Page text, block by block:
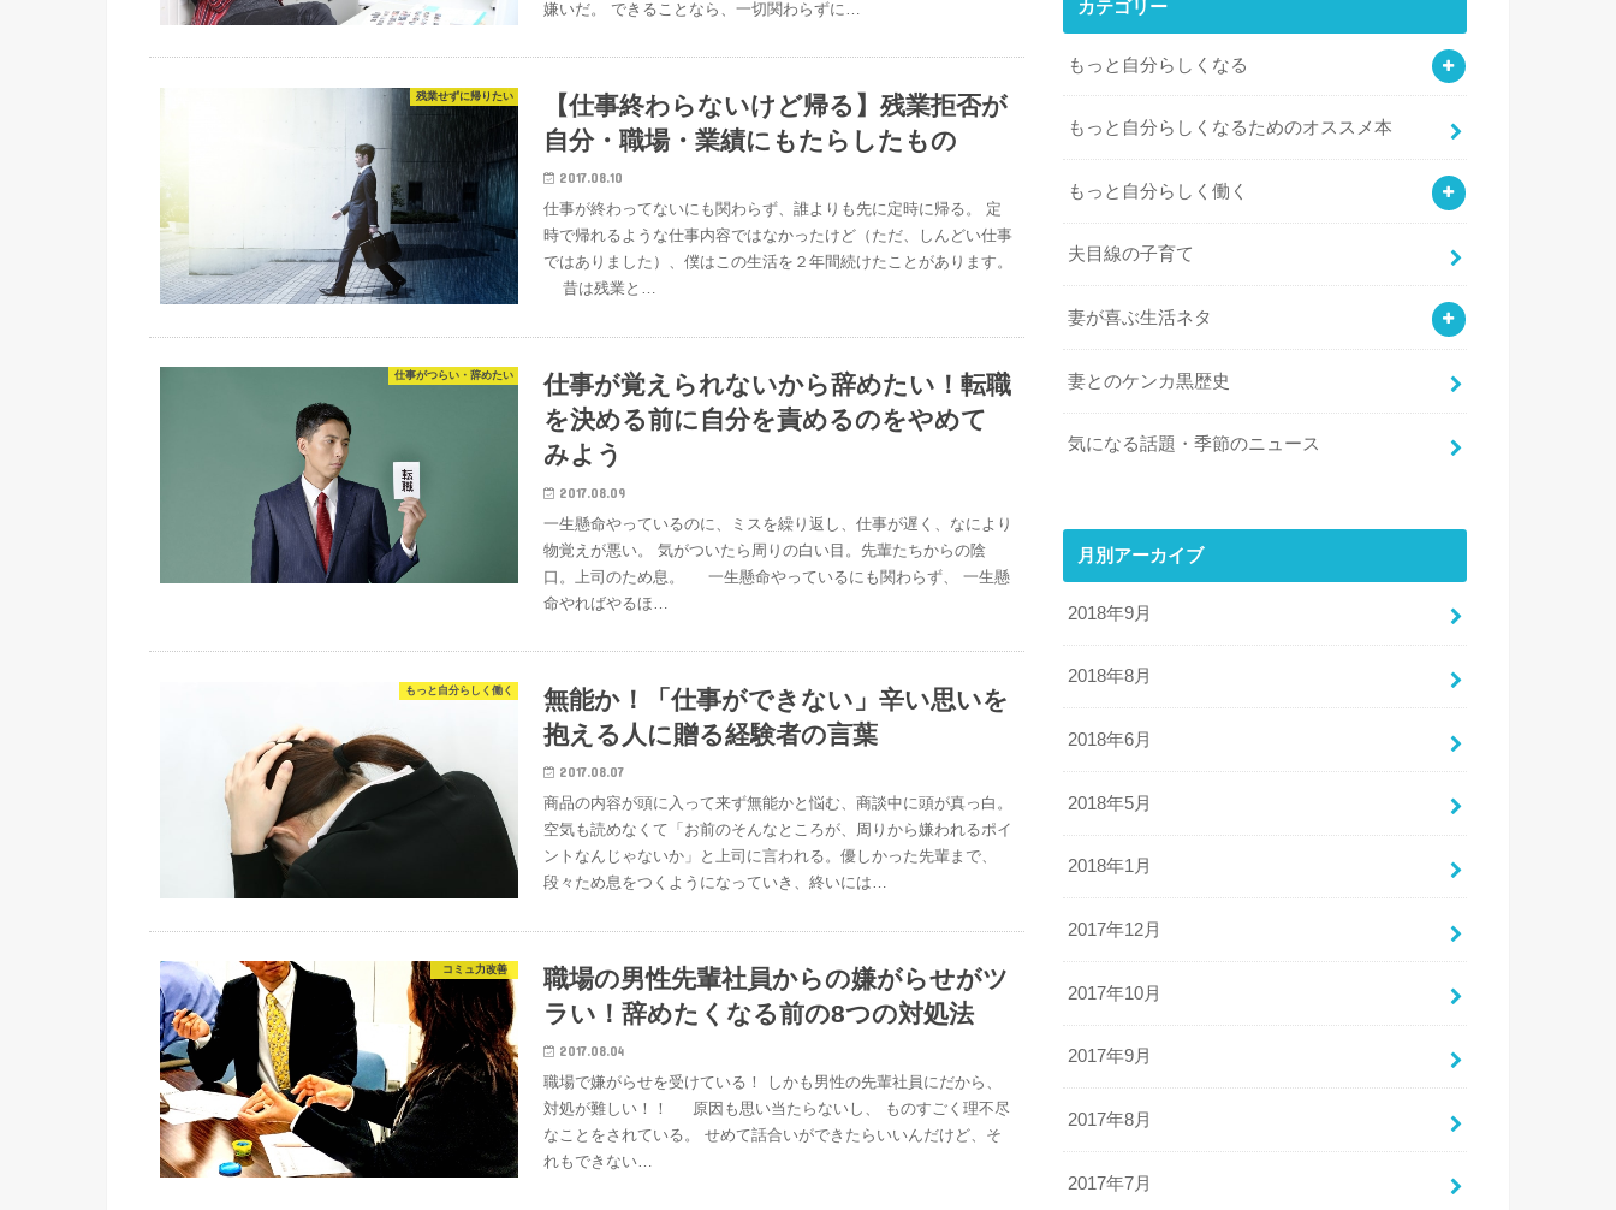
嫌いだ。 できることなら、一切関わらずに…
残業せずに帰りたい
【仕事終わらないけど帰る】残業拒否が
自分・職場・業績にもたらしたもの
2017.08.10
仕事が終わってないにも関わらず、誰よりも先に定時に帰る。 定
時で帰れるような仕事内容ではなかったけど（ただ、しんどい仕事
ではありました）、僕はこの生活を２年間続けたことがあります。
昔は残業と…
仕事がつらい・辞めたい
仕事が覚えられないから辞めたい！転職
を決める前に自分を責めるのをやめて
みよう
2017.08.09
一生懸命やっているのに、ミスを繰り返し、仕事が遅く、なにより
物覚えが悪い。 気がついたら周りの白い目。先輩たちからの陰
口。上司のため息。 一生懸命やっているにも関わらず、 一生懸
命やればやるほ…
もっと自分らしく働く
無能か！「仕事ができない」辛い思いを
抱える人に贈る経験者の言葉
2017.08.07
商品の内容が頭に入って来ず無能かと悩む、商談中に頭が真っ白。
空気も読めなくて「お前のそんなところが、周りから嫌われるポイ
ントなんじゃないか」と上司に言われる。優しかった先輩まで、
段々ため息をつくようになっていき、終いには…
コミュ力改善
職場の男性先輩社員からの嫌がらせがツ
ラい！辞めたくなる前の8つの対処法
2017.08.04
職場で嫌がらせを受けている！ しかも男性の先輩社員にだから、
対処が難しい！！ 原因も思い当たらないし、 ものすごく理不尽
なことをされている。 せめて話合いができたらいいんだけど、そ
れもできない…
カテゴリー
もっと自分らしくなる
もっと自分らしくなるためのオススメ本
もっと自分らしく働く
夫目線の子育て
妻が喜ぶ生活ネタ
妻とのケンカ黒歴史
気になる話題・季節のニュース
月別アーカイブ
2018年9月
2018年8月
2018年6月
2018年5月
2018年1月
2017年12月
2017年10月
2017年9月
2017年8月
2017年7月